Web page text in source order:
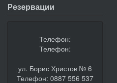
Резервации
Телефон:
Телефон:
ул. Борис Христов № 6
Телефон: 0887 556 537